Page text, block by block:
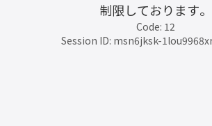
制限しております。
Code: 12
Session ID: msn6jksk-